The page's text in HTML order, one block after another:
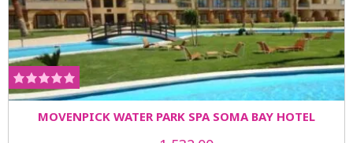
MOVENPICK WATER PARK SPA SOMA BAY HOTEL